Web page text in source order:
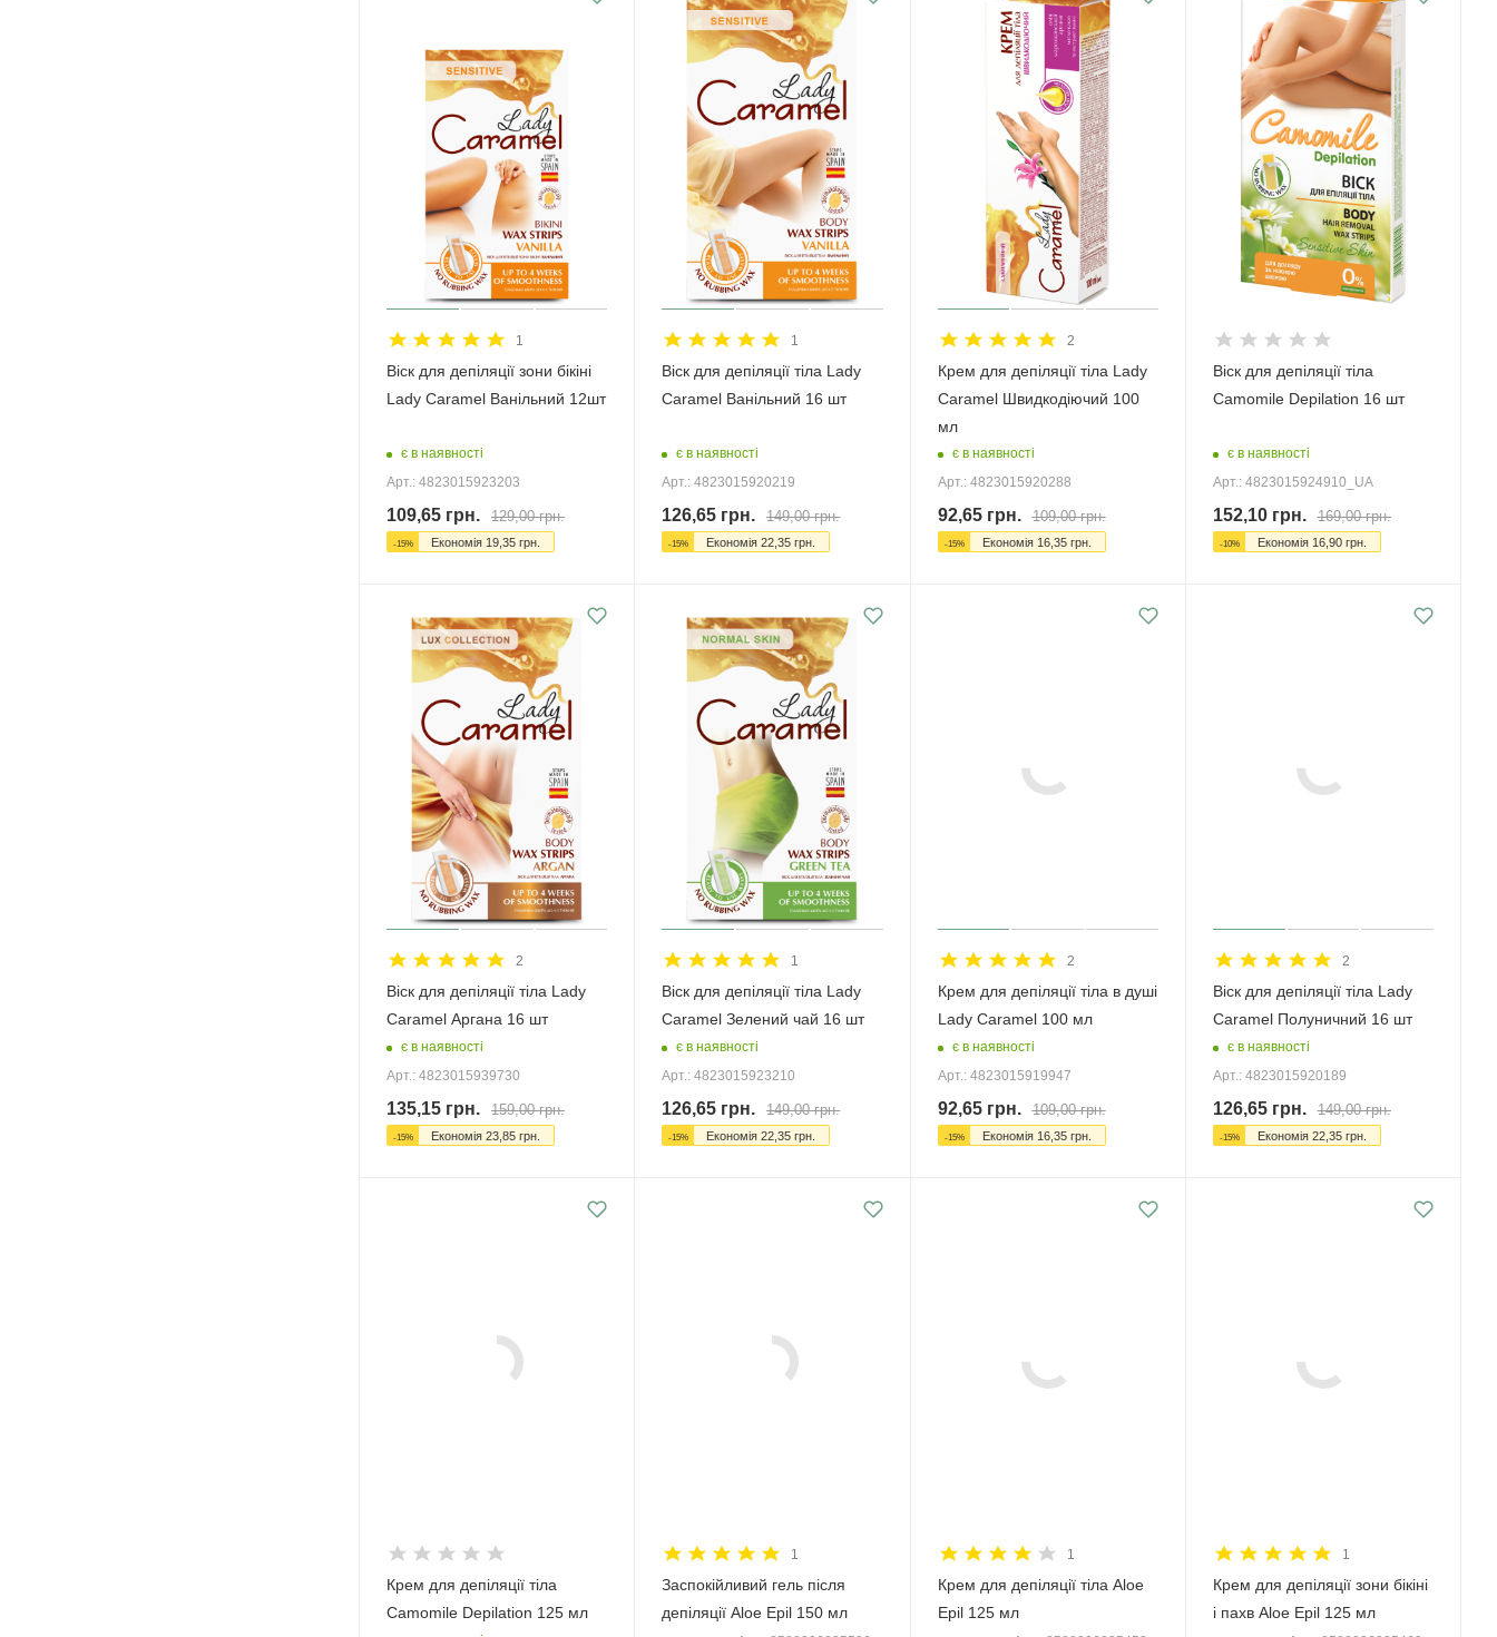
1
Віск для депіляції зони бікіні
Lady Caramel Ванільний 12шт
є в наявності
Арт.: 4823015923203
109,65 грн. 129,00грн.
-15% Економія 19,35 грн.
1
Віск для депіляції тіла Lady
Caramel Ванільний 16 шт
є в наявності
Арт.: 4823015920219
126,65 грн. 149,00грн.
-15% Економія22,35 грн.
2
Крем для депіляції тіла Lady
Caramel Швидкодіючий 100
мл
є в наявності
Арт.: 4823015920288
92,65грн. 109,00грн.
-15% Економія 16,35грн.
Віск для депіляції тіла
Camomile Depilation 16 шт
є в наявності
Арт.: 4823015924910_UA
152,10грн. 169,00грн.
-10% Економія 16,90грн.
2
Віск для депіляції тіла Lady
Caramel Аргана 16 шт
є в наявності
Арт.: 4823015939730
135,15 грн. 159,00грн.
-15% Економія 23,85 грн.
1
Віск для депіляції тіла Lady
Caramel Зелений чай 16 шт
є в наявності
Арт.: 4823015923210
126,65 грн. 149,00грн.
-15% Економія22,35 грн.
2
Крем для депіляції тіла в душі
Lady Caramel 100 мл
є в наявності
Арт.: 4823015919947
92,65грн. 109,00грн.
-15% Економія 16,35грн.
2
Віск для депіляції тіла Lady
Caramel Полуничний 16 шт
є в наявності
Арт.: 4823015920189
126,65грн. 149,00грн.
-15% Економія 22,35грн.
Крем для депіляції тіла
Camomile Depilation 125 мл
1
Заспокійливий гель після
депіляції Aloe Epil 150 мл
1
Крем для депіляції тіла Aloe
Epil 125 мл
1
Крем для депіляції зони бікіні
і пахв Aloe Epil 125 мл